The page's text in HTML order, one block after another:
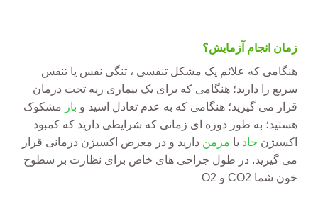
زمان انجام آزمایش؟
هنگامی که علائم یک مشکل تنفسی ، تنگی نفس یا تنفس
سریع را دارید؛ هنگامی که برای یک بیماری ریه تحت درمان
قرار می گیرید؛ هنگامی که به عدم تعادل اسید و باز مشکوک
هستید؛ به طور دوره ای زمانی که شرایطی دارید که کمبود
اکسیژن حاد یا مزمن دارید و در معرض اکسیژن درمانی قرار
می گیرید. در طول جراحی های خاص برای نظارت بر سطوح
O2 و CO2 خون شما